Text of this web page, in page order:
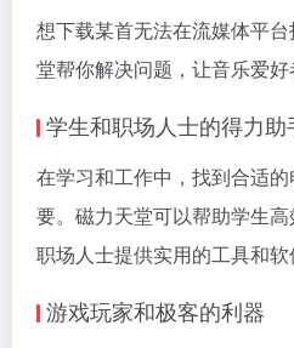
想下载某首无法在流媒体平
堂帮你解决问题，让音乐爱好
学生和职场人士的得力助
在学习和工作中，找到合适
要。磁力天堂可以帮助学生
职场人士提供实用的工具和软
游戏玩家和极客的利器